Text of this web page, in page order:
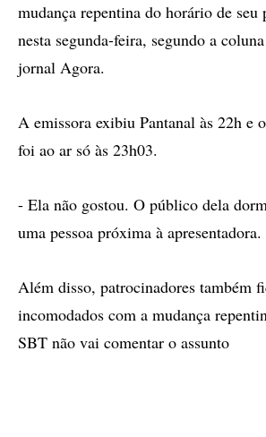
mudança repentina do horário de
nesta segunda-feira, segundo a
jornal Agora.
A emissora exibiu Pantanal às 22h e
foi ao ar só às 23h03.
- Ela não gostou. O público dela
uma pessoa próxima à apresentadora.
Além disso, patrocinadores também
incomodados com a mudança
SBT não vai comentar o assunto